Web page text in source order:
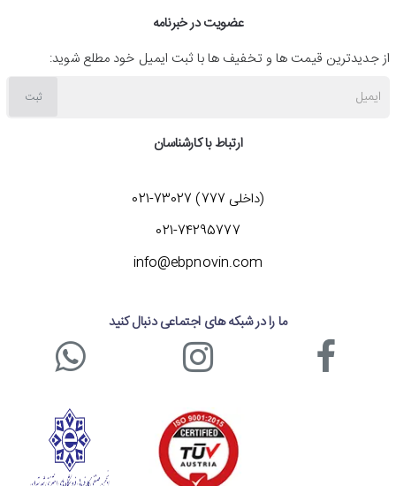
عضویت در خبرنامه
از جدیدترین قیمت ها و تخفیف ها با ثبت ایمیل خود مطلع شوید:
ایمیل ثبت
ارتباط با کارشناسان
(داخلی 777) 73027-021
021-74295777
info@ebpnovin.com
ما را در شبکه های اجتماعی دنبال کنید